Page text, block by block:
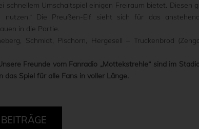
Umschaltspiel einigen Freiraum bietet. Diesen
Die Preußen-Elf sieht sich für das
in die Partie.
Schmidt, Pischorn, Hergesell – Truckenbrod
Freunde vom Fanradio „Mottekstrehle“ sind im
Spiel für alle Fans in voller Länge.